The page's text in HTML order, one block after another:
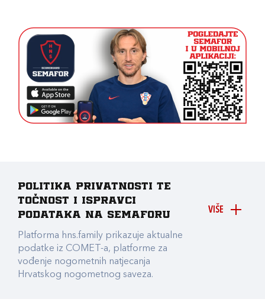
VIŠE
Politika privatnosti te
točnost i ispravci
podataka na Semaforu
Platforma hns.family prikazuje aktualne
podatke iz COMET-a, platforme za
vođenje nogometnih natjecanja
Hrvatskog nogometnog saveza.